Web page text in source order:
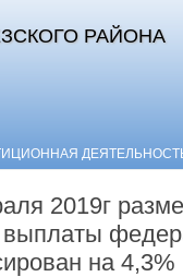
РАЙОНА
Skip to
2019г
на 4,3%